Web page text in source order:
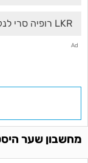
LKR רופיה סרי לנקית
Ad
מחשבון שער